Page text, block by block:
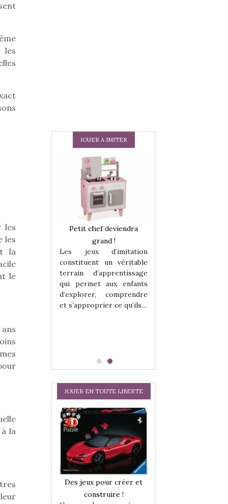
les
les
les
la
le
la
JOUER A IMITER
peluche
un
des
!
quelles
Petit chef deviendra
grand !
Les jeux d’imitation
constituent un véritable
terrain d’apprentissage
qui permet aux enfants
d’explorer, comprendre
et s’approprier ce qu’ils…
JOUER EN TOUTE LIBERTE
trottinette
bien plus
Des jeux pour créer et
construire !